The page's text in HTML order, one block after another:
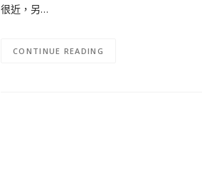
很近，另…
CONTINUE READING